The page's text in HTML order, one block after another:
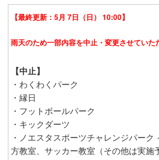
【最終更新：5月 7日（日） 10:00】
雨天のため一部内容を中止・変更させていた
【中止】
・わくわくパーク
・縁日
・フットボールパーク
・キックダーツ
・ノエスタスポーツチャレンジパー
方教室、サッカー教室（その他は実施